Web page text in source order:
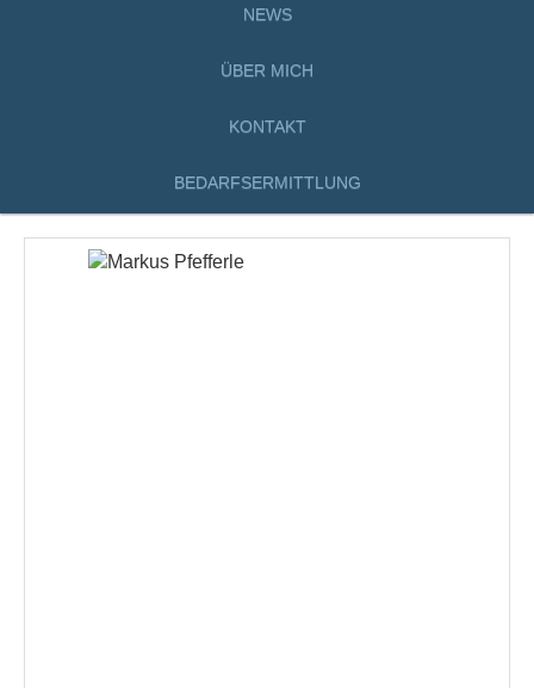
NEWS
ÜBER MICH
KONTAKT
BEDARFSERMITTLUNG